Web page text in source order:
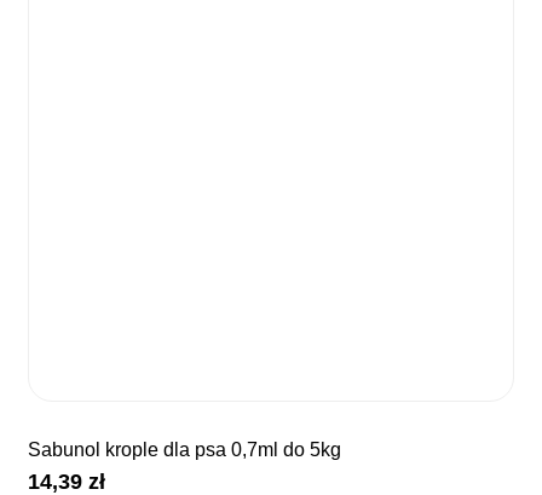
sabunol krople dla psa 0,7ml do 5kg
14,39zł